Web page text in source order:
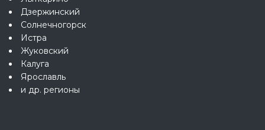
Дзержинский
Солнечногорск
Истра
Жуковский
Калуга
Ярославль
и др. регионы